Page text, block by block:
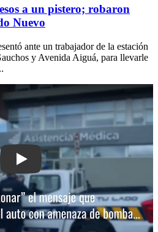
a un pistero; robaron
Nuevo
ante un trabajador de la estación
y Avenida Aiguá, para llevarle
Play: “En 80 minutos va a detonar”: